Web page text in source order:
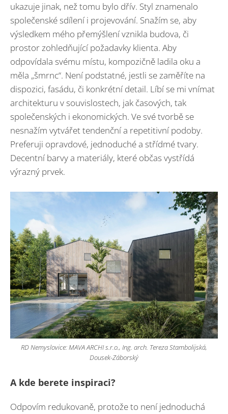
ukazuje jinak, než tomu bylo dřív. Styl znamenalo
společenské sdílení i projevování. Snažím se, aby
výsledkem mého přemýšlení vznikla budova, či
prostor zohledňující požadavky klienta. Aby
odpovídala svému místu, kompozičně ladila oku a
měla „šmrnc“. Není podstatné, jestli se zaměříte na
dispozici, fasádu, či konkrétní detail. Líbí se mi vnímat
architekturu v souvislostech, jak časových, tak
společenských i ekonomických. Ve své tvorbě se
nesnažím vytvářet tendenční a repetitivní podoby.
Preferuji opravdové, jednoduché a střídmé tvary.
Decentní barvy a materiály, které občas vystřídá
výrazný prvek.
RD Nemyslovice: MAVA ARCHI s.r.o., Ing. arch. Tereza Stambolijská,
Dousek-Záborský
A kde berete inspiraci?
Odpovím redukovaně, protože to není jednoduchá